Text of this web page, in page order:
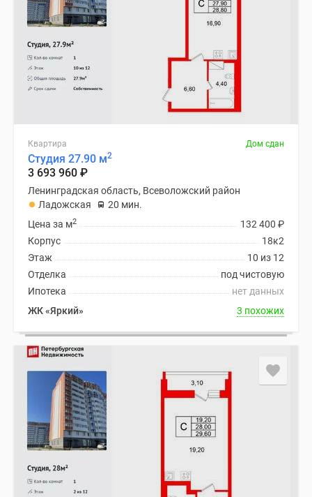
Квартира Дом сдан
Студия 27.90 м2
3 693 960 ₽
Ленинградская область, Всеволожский район
Ладожская
20 мин.
132 400 ₽
Цена за м2
18к2
Корпус
10 из 12
Этаж
под чистовую
Отделка
нет данных
Ипотека
ЖК «Яркий»
3 похожих